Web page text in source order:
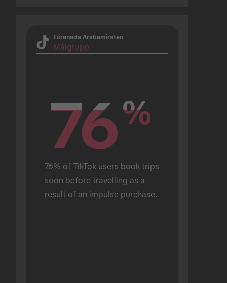
Förenade Arabemiraten
Målgrupp
76%
76%
76% of TikTok users book trips
soon before travelling as a
result of an impulse purchase.